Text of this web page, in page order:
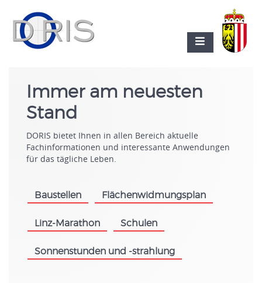
Immer am neuesten
Stand
DORIS bietet Ihnen in allen Bereich aktuelle
Fachinformationen und interessante Anwendungen
für das tägliche Leben.
Baustellen Flächenwidmungsplan
Linz-Marathon Schulen
Sonnenstunden und -strahlung